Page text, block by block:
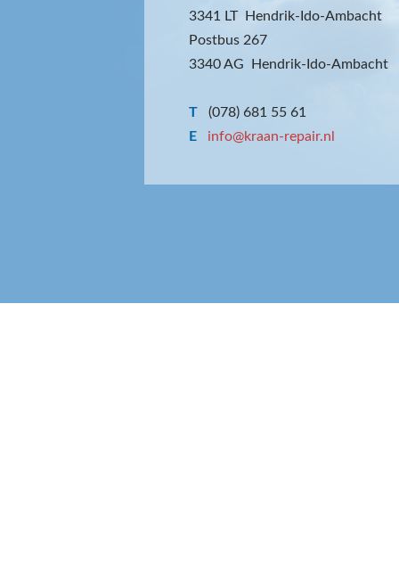
3341 LT Hendrik-Ido-Ambacht
Postbus 267
3340 AG Hendrik-Ido-Ambacht
T
(078) 681 55 61
E
info@kraan-repair.nl